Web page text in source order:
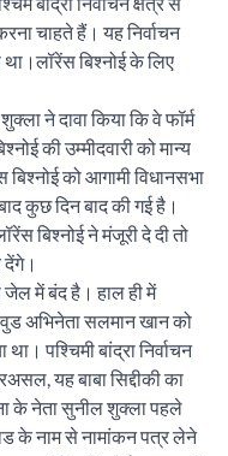
चाहते हैं। यह निर्वाचन
था।लॉरेंस बिश्नोई के लिए
ने दावा किया कि वे फॉर्म
की उम्मीदवारी को मान्य
को आगामी विधानसभा
कुछ दिन बाद की गई है।
बिश्नोई ने मंजूरी दे दी तो
देंगे।
जेल में बंद है। हाल ही में
अभिनेता सलमान खान को
पश्चिमी बांद्रा निर्वाचन
यह बाबा सिद्दीकी का
के नेता सुनील शुक्ला पहले
के नाम से नामांकन पत्र लेने